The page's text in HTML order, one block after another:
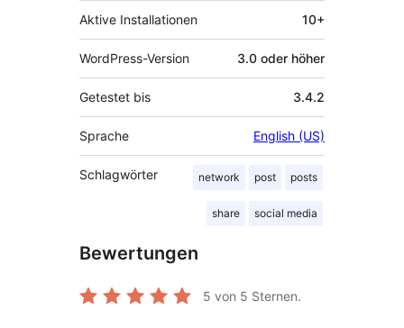
Aktive Installationen 10+
WordPress-Version 3.0 oder höher
Getestet bis 3.4.2
Sprache English (US)
Schlagwörter network post posts
share social media
Bewertungen
5 von 5 Sternen.